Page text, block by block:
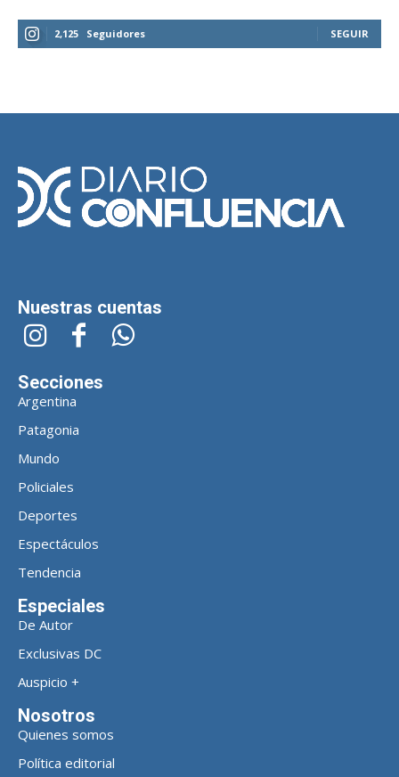
2,125 Seguidores SEGUIR
Nuestras cuentas
Secciones
Argentina
Patagonia
Mundo
Policiales
Deportes
Espectáculos
Tendencia
Especiales
De Autor
Exclusivas DC
Auspicio +
Nosotros
Quienes somos
Política editorial